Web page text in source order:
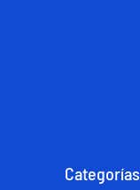
Categorías